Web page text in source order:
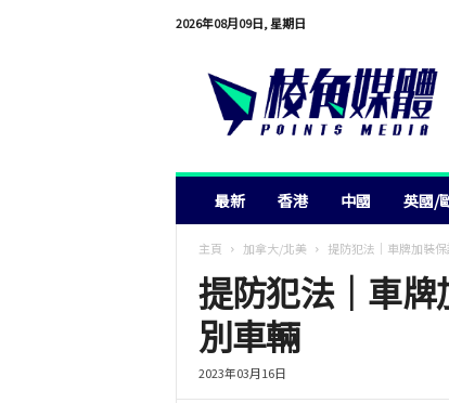
2026年08月09日, 星期日
最新 香港 中國 英國/
主頁 加拿大/北美 提防犯法｜車牌加裝
提防犯法｜車
別車輛
2023年03月16日